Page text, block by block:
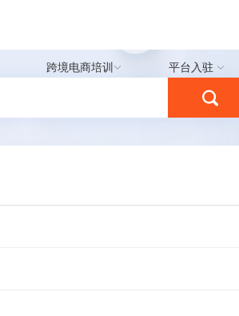
跨境电商培训 平台入驻